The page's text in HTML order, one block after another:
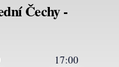
Čechy -
17:00